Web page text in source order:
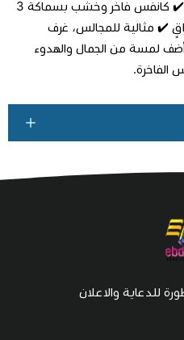
جذابة ✔️ طباعة UV مقاومة للماء ✔️ كانفس فاخر وخشب بسماكة 3
✔️ مثالية للمجالس، غرف
أضف لمسة من الجمال والهدوء
الفاخرة.
للدعاية والاعلان